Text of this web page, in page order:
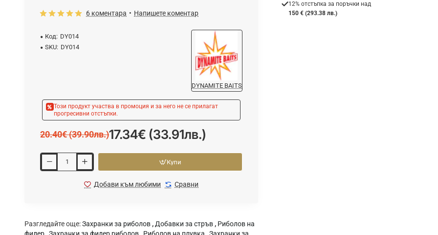
Код: DY014
SKU: DY014
DYNAMITE BAITS
6 коментара • Напишете коментар
Този продукт участва в промоция и за него не се прилагат
прогресивни отстъпки.
17.34€ (33.91лв.)
20.40€ (39.90лв.)
Купи
Добави към любими Сравни
Разгледайте още:Захранки за риболов , Добавки за стръв , Риболов на
12% отстъпка за поръчки над
150 € (293.38 лв.)